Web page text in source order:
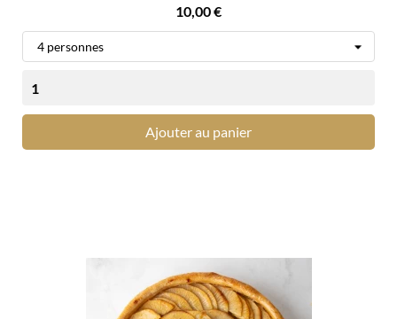
Prix
10,00 €
Ajouter au panier